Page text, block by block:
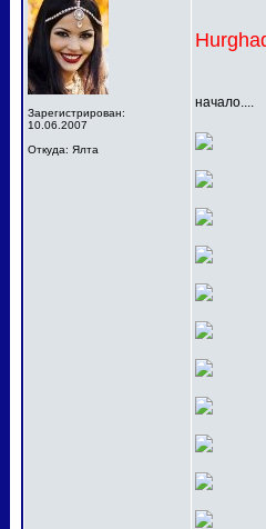
Зарегистрирован:
10.06.2007
Откуда: Ялта
начало....